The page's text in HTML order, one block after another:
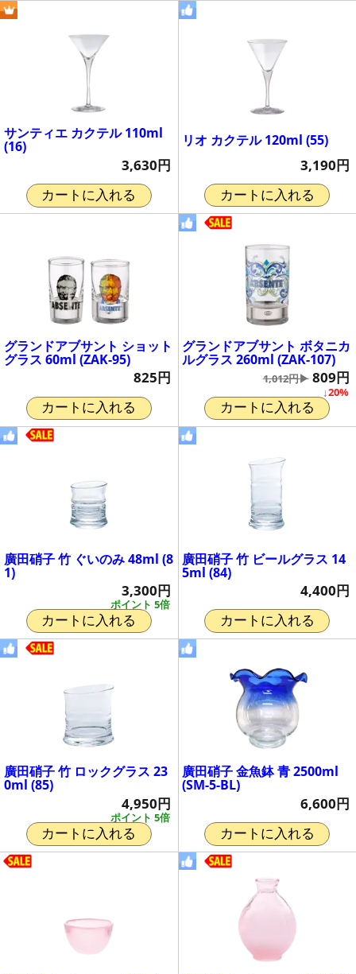
サンティエ カクテル 110ml
(16)
3,630円
カートに入れる
リオ カクテル 120ml (55)
3,190円
カートに入れる
グランドアブサント ショット
グラス 60ml (ZAK-95)
825円
カートに入れる
グランドアブサント ボタニカ
ルグラス 260ml (ZAK-107)
↓20%
1,012円▶ 809円
カートに入れる
廣田硝子 竹 ぐいのみ 48ml (8
1)
ポイント 5倍
3,300円
カートに入れる
廣田硝子 竹 ビールグラス 14
5ml (84)
4,400円
カートに入れる
廣田硝子 竹 ロックグラス 23
0ml (85)
ポイント 5倍
4,950円
カートに入れる
廣田硝子 金魚鉢 青 2500ml
(SM-5-BL)
6,600円
カートに入れる